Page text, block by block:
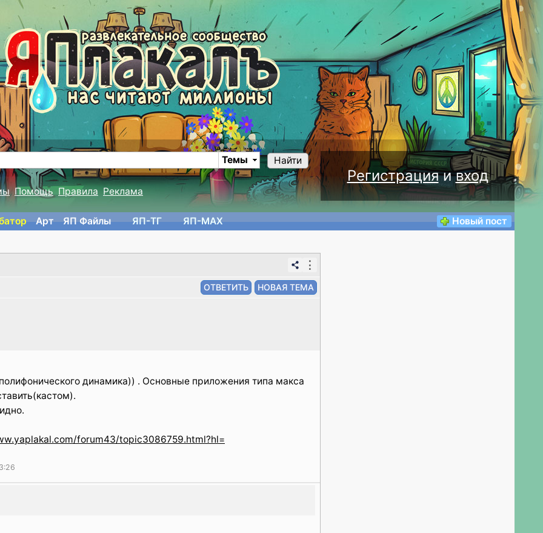
Регистрацияивход
Найти
Темы
Помощь Правила Реклама
Арт ЯП Файлы ЯП-TГ ЯП-MAX Новый пост
⋮
динамика)) . Основные приложения типа макса
forum43/topic3086759.html?hl=